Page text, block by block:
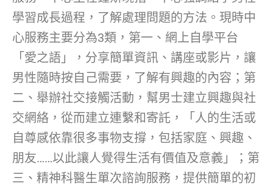
學習成長過程，了解處理問題的方法。現時中
心服務主要分為3類，第一、網上自學平台
「愛之語」，分享簡單資訊、講座或影片，讓
男性隨時按自己需要，了解有興趣的內容；第
二、舉辦社交接觸活動，幫男士建立興趣與社
交網絡，從而建立連繫和寄託，「人的生活或
自尊感依靠很多事物支撐，包括家庭、興趣、
朋友……以此讓人覺得生活有價值及意義」；第
三、精神科醫生單次諮詢服務，提供簡單的初